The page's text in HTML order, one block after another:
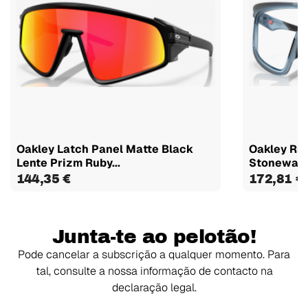
Oakley Latch Panel Matte Black
Lente Prizm Ruby...
144,35 €
Oakley
172,81 €
Junta-te ao pelotão!
Pode cancelar a subscrição a qualquer momento. Para
tal, consulte a nossa informação de contacto na
declaração legal.